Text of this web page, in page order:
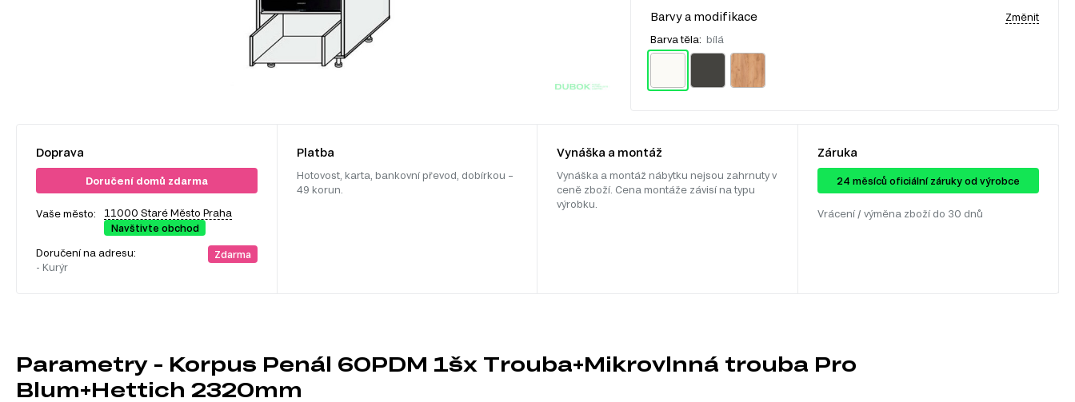
Barvy a modifikace Změnit
Barva těla: bílá
Doprava
Doručení domů zdarma
Vaše město:
11000 Staré Město Praha
Navštivte obchod
Doručení na adresu:
- Kurýr
Zdarma
Platba
Hotovost, karta, bankovní převod, dobírkou –
49 korun.
Vynáška a montáž
Vynáška a montáž nábytku nejsou zahrnuty v
ceně zboží. Cena montáže závisí na typu
výrobku.
Záruka
24 ​​​​měsíců oficiální záruky od výrobce
Vrácení / výměna zboží do 30 dnů
Parametry - Korpus Penál 60PDM 1šx Trouba+Mikrovlnná trouba Pro
Blum+Hettich 2320mm